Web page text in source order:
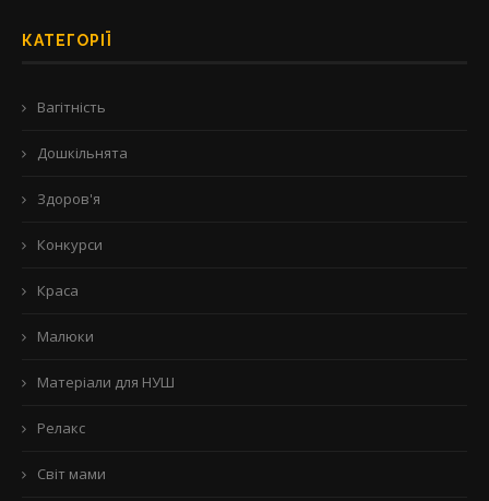
КАТЕГОРІЇ
Вагітність
Дошкільнята
Здоров'я
Конкурси
Краса
Малюки
Матеріали для НУШ
Релакс
Світ мами